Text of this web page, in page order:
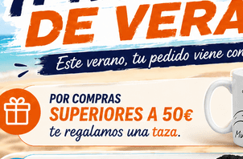
TAPACUBOS 1374671080
FIAT TORINO R58
OEM:1374671080
ID:1210784
12,00 € Sin IVA
14,52 € Con IVA